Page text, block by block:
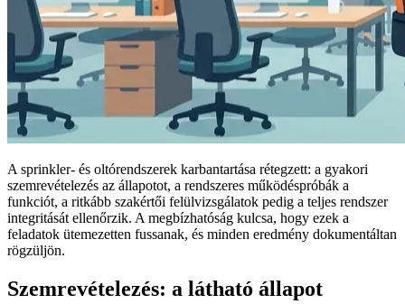
A sprinkler- és oltórendszerek karbantartása rétegzett: a gyakori
szemrevételezés az állapotot, a rendszeres működéspróbák a
funkciót, a ritkább szakértői felülvizsgálatok pedig a teljes rendszer
integritását ellenőrzik. A megbízhatóság kulcsa, hogy ezek a
feladatok ütemezetten fussanak, és minden eredmény dokumentáltan
rögzüljön.
Szemrevételezés: a látható állapot